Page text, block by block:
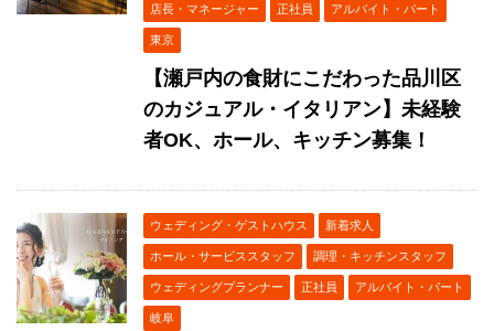
店長・マネージャー 正社員 アルバイト・パート
東京
【瀬戸内の食財にこだわった品川区
のカジュアル・イタリアン】未経験
者OK、ホール、キッチン募集！
ウェディング・ゲストハウス 新着求人
ホール・サービススタッフ 調理・キッチンスタッフ
ウェディングプランナー 正社員 アルバイト・パート
岐阜